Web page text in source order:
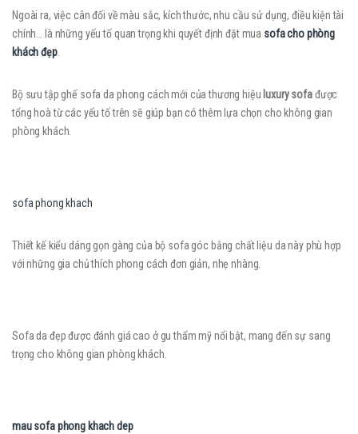
Ngoài ra, việc cân đối về màu sắc, kích thước, nhu cầu sử dụng, điều kiện tài
chính… là những yếu tố quan trọng khi quyết định đặt mua sofa cho phòng
khách đẹp.
Bộ sưu tập ghế sofa da phong cách mới của thương hiệu luxury sofađược
tổng hoà từ các yếu tố trên sẽ giúp bạn có thêm lựa chọn cho không gian
phòng khách.
sofa phong khach
Thiết kế kiểu dáng gọn gàng của bộ sofa góc bằng chất liệu da này phù hợp
với những gia chủ thích phong cách đơn giản, nhẹ nhàng.
Sofa da đẹp được đánh giá cao ở gu thẩm mỹ nổi bật, mang đến sự sang
trọng cho không gian phòng khách.
mau sofa phong khach dep